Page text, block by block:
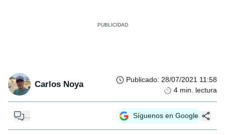
Carlos Noya Publicado: 28/07/2021 11:58
4 min. lectura
... Síguenos en Google